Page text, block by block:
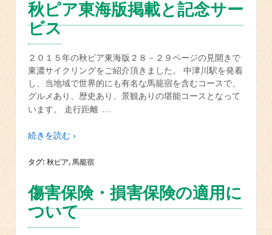
秋ピア東海版掲載と記念サー
ビス
２０１５年の秋ピア東海版２８－２９ページの見開きで
東濃サイクリングをご紹介頂きました。 中津川駅を発着
し、当地域で世界的にも有名な馬籠宿を含むコースで、
グルメあり、歴史あり、景観ありの堪能コースとなって
います。 走行距離 …
続きを読む ›
タグ: 秋ピア, 馬籠宿
傷害保険・損害保険の適用に
ついて